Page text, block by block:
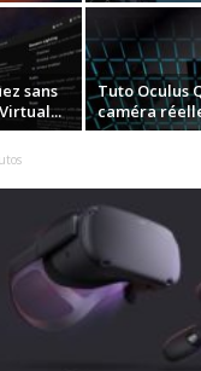
sans
Tuto Oculus
caméra